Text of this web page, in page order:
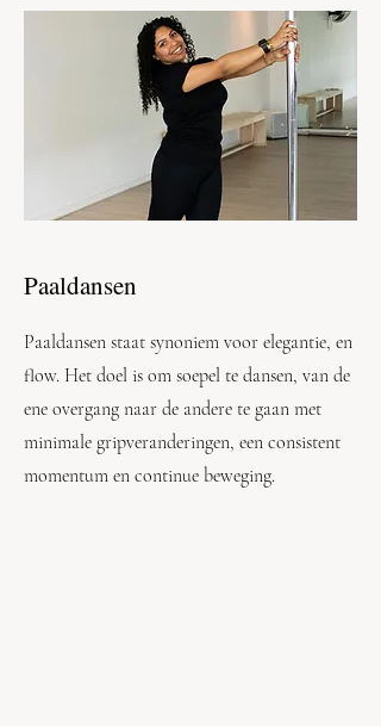
Paaldansen
Paaldansen staat synoniem voor elegantie, en
flow. Het doel is om soepel te dansen, van de
ene overgang naar de andere te gaan met
minimale gripveranderingen, een consistent
momentum en continue beweging.